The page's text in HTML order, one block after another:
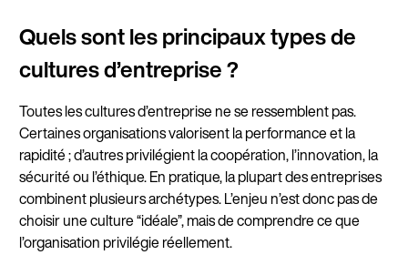
Quels sont les principaux types de
cultures d’entreprise ?
Toutes les cultures d’entreprise ne se ressemblent pas.
Certaines organisations valorisent la performance et la
rapidité ; d’autres privilégient la coopération, l’innovation, la
sécurité ou l’éthique. En pratique, la plupart des entreprises
combinent plusieurs archétypes. L’enjeu n’est donc pas de
choisir une culture “idéale”, mais de comprendre ce que
l’organisation privilégie réellement.